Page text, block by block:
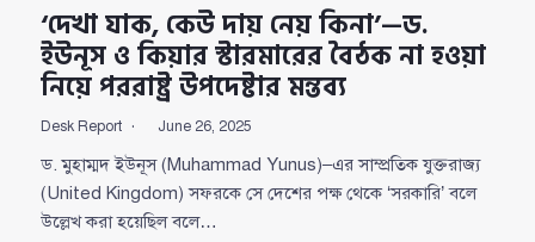
‘দেখা যাক, কেউ দায় নেয় কিনা’—ড.
ইউনূস ও কিয়ার স্টারমারের বৈঠক না হওয়া
নিয়ে পররাষ্ট্র উপদেষ্টার মন্তব্য
Desk Report June 26, 2025
ড. মুহাম্মদ ইউনূস (Muhammad Yunus)–এর সাম্প্রতিক যুক্তরাজ্য
(United Kingdom) সফরকে সে দেশের পক্ষ থেকে ‘সরকারি’ বলে
উল্লেখ করা হয়েছিল বলে…